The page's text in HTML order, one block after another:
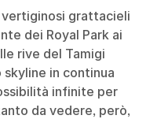
grattacieli
dei Royal Park ai
rive del Tamigi
in continua
infinite per
da vedere, però,